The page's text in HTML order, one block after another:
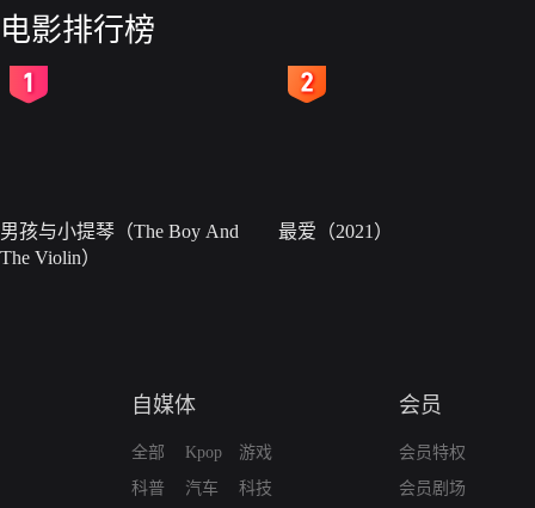
电影排行榜
男孩与小提琴（The Boy And
The Violin）
最爱（2021）
自媒体
全部
科普
Kpop
汽车
游戏
科技
会员
会员特权
会员剧场